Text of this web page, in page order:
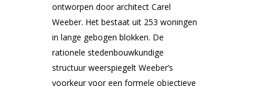
ontworpen door architect Carel
Weeber. Het bestaat uit 253 woningen
in lange gebogen blokken. De
rationele stedenbouwkundige
structuur weerspiegelt Weeber’s
voorkeur voor een formele objectieve